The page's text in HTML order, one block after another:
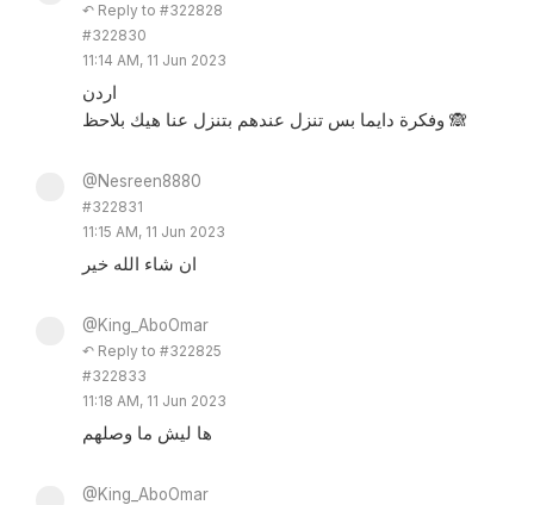
↶ Reply to #322828
#322830
11:14 AM, 11 Jun 2023
اردن
وفكرة دايما بس تنزل عندهم بتنزل عنا هيك بلاحظ 🙈
@Nesreen8880
#322831
11:15 AM, 11 Jun 2023
ان شاء الله خير
@King_AboOmar
↶ Reply to #322825
#322833
11:18 AM, 11 Jun 2023
ها ليش ما وصلهم
@King_AboOmar